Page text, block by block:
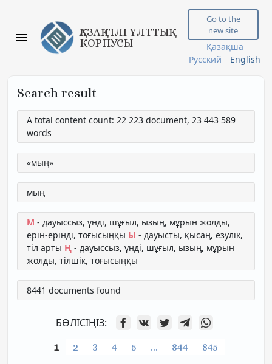
ҚАЗАҚ ТІЛІ ҰЛТТЫҚ
КОРПУСЫ
Go to the
new site
Қазақша
Русский
English
Search result
A total content count: 22 223 document, 23 443 589
words
«мың»
мың
М - дауыссыз, үнді, шұғыл, ызың, мұрын жолды,
ерін-ерінді, тоғысыңқы Ы - дауысты, қысаң, езулік,
тіл арты Ң - дауыссыз, үнді, шұғыл, ызың, мұрын
жолды, тілшік, тоғысыңқы
8441 documents found
БӨЛІСІҢІЗ:
1 2 3 4 5 … 844 845